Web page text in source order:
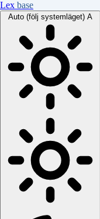
Lex base
Auto (följ systemläget) A